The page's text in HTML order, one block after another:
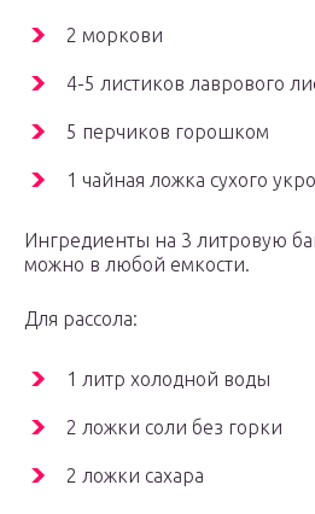
2 моркови
4-5 листиков лаврового
5 перчиков горошком
1 чайная ложка сухого
Ингредиенты на 3 литровую
можно в любой емкости.
Для рассола:
1 литр холодной воды
2 ложки соли без горки
2 ложки сахара